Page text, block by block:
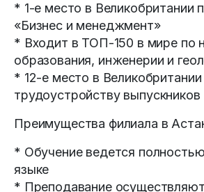
* 1-е место в Великобритании
«Бизнес и менеджмент»
* Входит в ТОП-150 в мире по
образования, инженерии и
* 12-е место в Великобритании
трудоустройству выпускников
Преимущества филиала в
* Обучение ведется
языке
* Преподавание осуществляют